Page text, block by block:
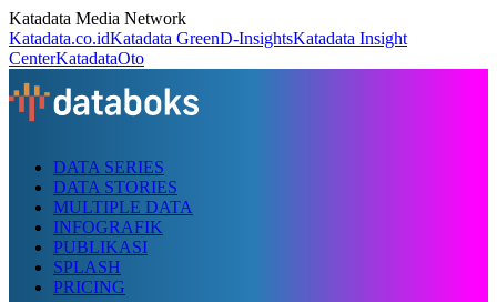
Katadata Media Network
Katadata.co.idKatadata GreenD-InsightsKatadata Insight
CenterKatadataOto
DATA SERIES
DATA STORIES
MULTIPLE DATA
INFOGRAFIK
PUBLIKASI
SPLASH
PRICING